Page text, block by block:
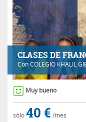
CLASES DE
ConCOLEGIO KHALIL
Muy bueno
sólo40 € /mes